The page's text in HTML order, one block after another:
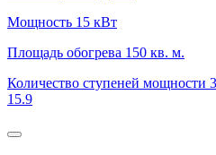
Мощность 15 кВт
Площадь обогрева 150 кв. м.
Количество ступеней мощности
15.9